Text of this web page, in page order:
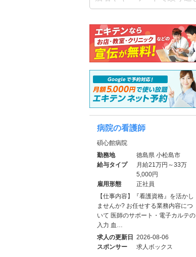
病院の看護師
碩心館病院
勤務地
徳島県 小松島市
給与タイプ
月給21万円～33万
5,000円
雇用形態
正社員
【仕事内容】『看護資格』を活かし
ませんか? お任せする業務内容につ
いて 医師のサポート・電子カルテの
入力 血…
求人の更新日 2026-08-06
スポンサー
求人ボックス